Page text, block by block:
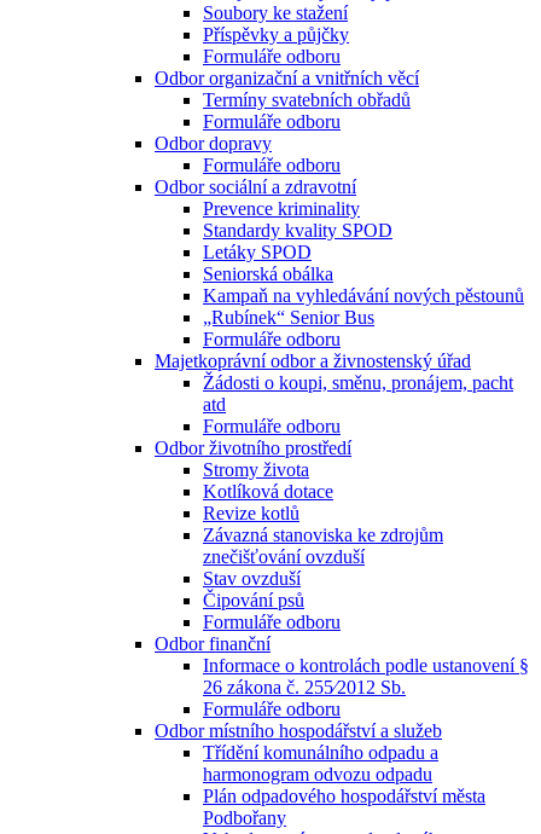
Soubory ke stažení
Příspěvky a půjčky
Formuláře odboru
Odbor organizační a vnitřních věcí
Termíny svatebních obřadů
Formuláře odboru
Odbor dopravy
Formuláře odboru
Odbor sociální a zdravotní
Prevence kriminality
Standardy kvality SPOD
Letáky SPOD
Seniorská obálka
Kampaň na vyhledávání nových pěstounů
„Rubínek“ Senior Bus
Formuláře odboru
Majetkoprávní odbor a živnostenský úřad
Žádosti o koupi, směnu, pronájem, pacht
atd
Formuláře odboru
Odbor životního prostředí
Stromy života
Kotlíková dotace
Revize kotlů
Závazná stanoviska ke zdrojům
znečišťování ovzduší
Stav ovzduší
Čipování psů
Formuláře odboru
Odbor finanční
Informace o kontrolách podle ustanovení §
26 zákona č. 255⁄2012 Sb.
Formuláře odboru
Odbor místního hospodářství a služeb
Třídění komunálního odpadu a
harmonogram odvozu odpadu
Plán odpadového hospodářství města
Podbořany